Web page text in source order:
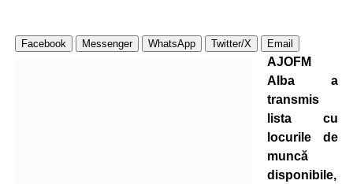
Facebook Messenger WhatsApp Twitter/X Email
AJOFM
Alba a
transmis
lista cu
locurile de
muncă
disponibile,